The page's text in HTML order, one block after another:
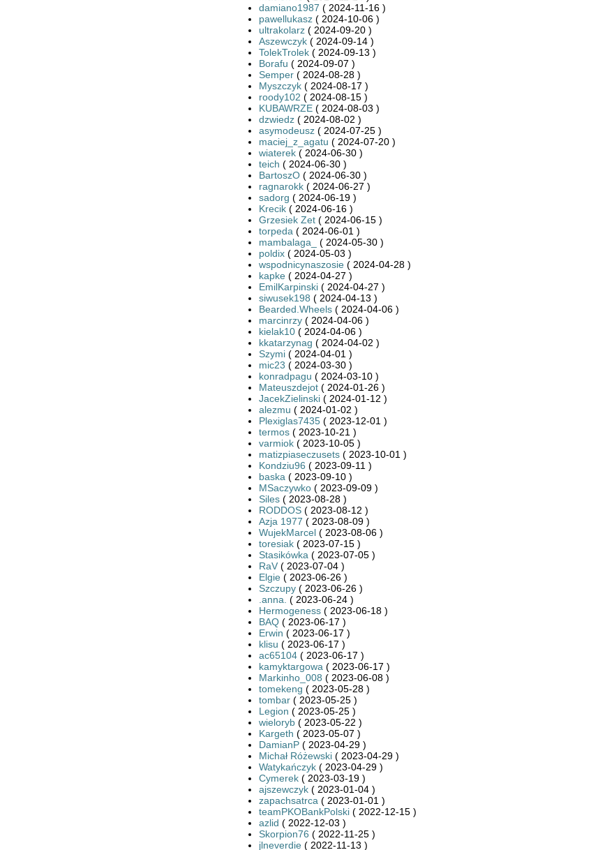
damiano1987 ( 2024-11-16 )
pawellukasz( 2024-10-06 )
ultrakolarz( 2024-09-20 )
Aszewczyk( 2024-09-14 )
TolekTrolek( 2024-09-13 )
Borafu ( 2024-09-07 )
Semper( 2024-08-28 )
Myszczyk( 2024-08-17 )
roody102 ( 2024-08-15 )
KUBAWRZE( 2024-08-03 )
dzwiedz( 2024-08-02 )
asymodeusz( 2024-07-25 )
maciej_z_agatu ( 2024-07-20 )
wiaterek( 2024-06-30 )
teich ( 2024-06-30 )
BartoszO( 2024-06-30 )
ragnarokk( 2024-06-27 )
sadorg ( 2024-06-19 )
Krecik( 2024-06-16 )
Grzesiek Zet( 2024-06-15 )
torpeda ( 2024-06-01 )
mambalaga_
( 2024-05-30 )
poldix( 2024-05-03 )
wspodnicynaszosie( 2024-04-28 )
kapke( 2024-04-27 )
EmilKarpinski( 2024-04-27 )
siwusek198 ( 2024-04-13 )
Bearded.Wheels( 2024-04-06 )
marcinrzy( 2024-04-06 )
kielak10( 2024-04-06 )
kkatarzynag ( 2024-04-02 )
Szymi( 2024-04-01 )
mic23 ( 2024-03-30 )
konradpagu ( 2024-03-10 )
Mateuszdejot( 2024-01-26 )
JacekZielinski( 2024-01-12 )
alezmu ( 2024-01-02 )
Plexiglas7435( 2023-12-01 )
termos( 2023-10-21 )
varmiok( 2023-10-05 )
matizpiaseczusets( 2023-10-01 )
Kondziu96 ( 2023-09-11 )
baska ( 2023-09-10 )
MSaczywko( 2023-09-09 )
Siles( 2023-08-28 )
RODDOS( 2023-08-12 )
Azja 1977 ( 2023-08-09 )
WujekMarcel( 2023-08-06 )
toresiak( 2023-07-15 )
Stasikówka ( 2023-07-05 )
RaV( 2023-07-04 )
Elgie( 2023-06-26 )
Szczupy( 2023-06-26 )
.anna. ( 2023-06-24 )
Hermogeness( 2023-06-18 )
BAQ( 2023-06-17 )
Erwin ( 2023-06-17 )
klisu ( 2023-06-17 )
ac65104( 2023-06-17 )
kamyktargowa ( 2023-06-17 )
Markinho_008 ( 2023-06-08 )
tomekeng ( 2023-05-28 )
tombar( 2023-05-25 )
Legion ( 2023-05-25 )
wieloryb( 2023-05-22 )
Kargeth ( 2023-05-07 )
DamianP( 2023-04-29 )
Michał Różewski( 2023-04-29 )
Watykańczyk( 2023-04-29 )
Cymerek( 2023-03-19 )
ajszewczyk( 2023-01-04 )
zapachsatrca ( 2023-01-01 )
teamPKOBankPolski( 2022-12-15 )
azlid ( 2022-12-03 )
Skorpion76 ( 2022-11-25 )
jlneverdie( 2022-11-13 )